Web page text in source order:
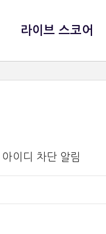
라이브 스코어
이디 차단 알림